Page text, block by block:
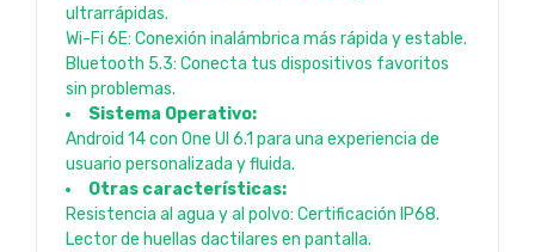
ultrarrápidas.
Wi-Fi 6E: Conexión inalámbrica más rápida y estable.
Bluetooth 5.3: Conecta tus dispositivos favoritos
sin problemas.
Sistema Operativo:
Android 14 con One UI 6.1 para una experiencia de
usuario personalizada y fluida.
Otras características:
Resistencia al agua y al polvo: Certificación IP68.
Lector de huellas dactilares en pantalla.